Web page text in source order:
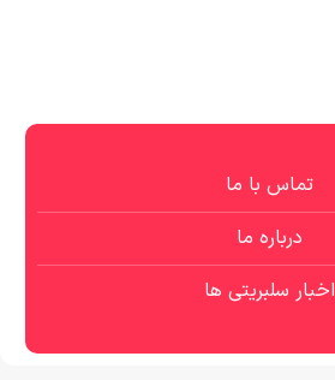
تماس با ما
درباره ما
اخبار سلبریتی ها